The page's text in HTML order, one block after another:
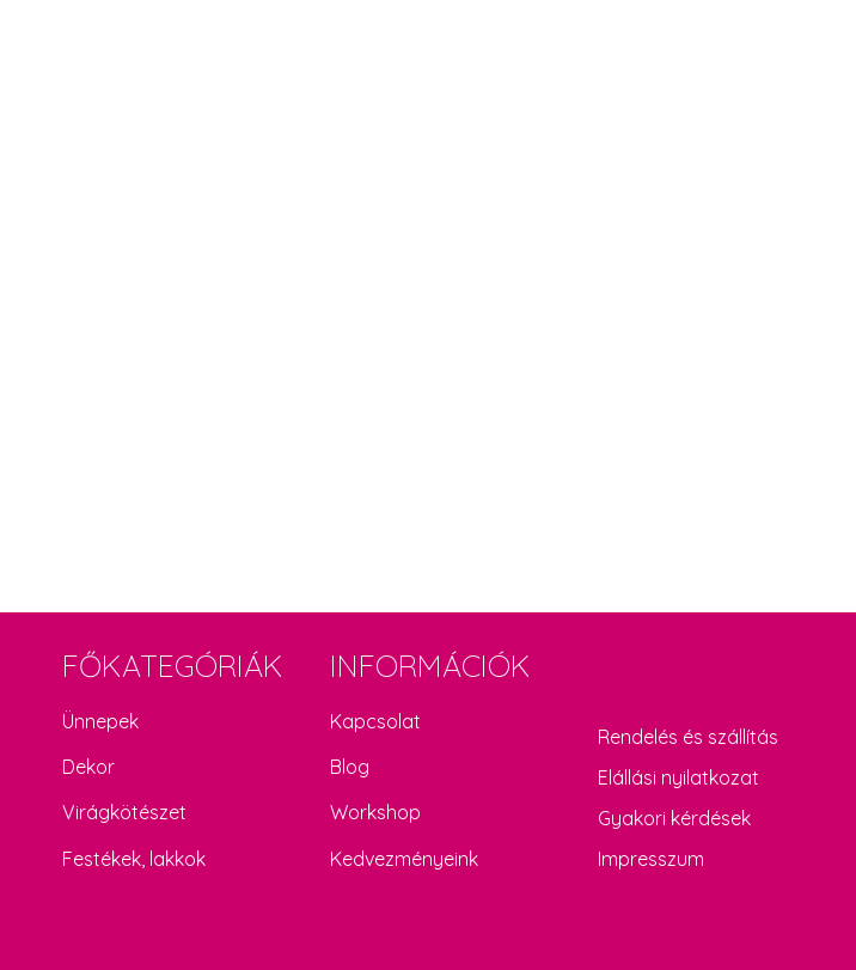
FŐKATEGÓRIÁK
Ünnepek
Dekor
Virágkötészet
Festékek, lakkok
INFORMÁCIÓK
Kapcsolat
Blog
Workshop
Kedvezményeink
Rendelés és szállítás
Elállási nyilatkozat
Gyakori kérdések
Impresszum